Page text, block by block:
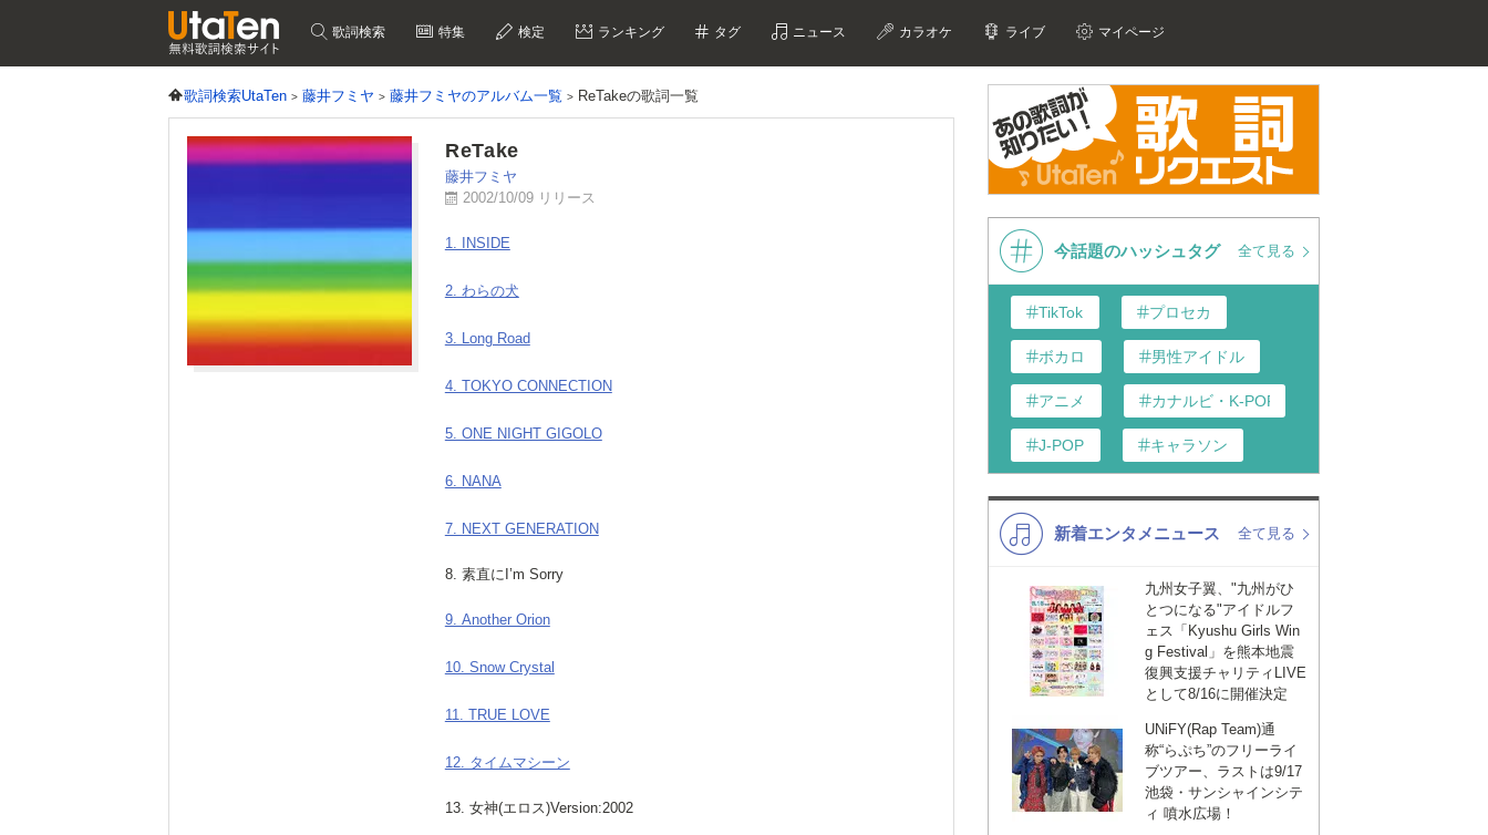
歌詞検索 特集 検定 ランキング タグ ニュース カラオケ ライブ マイページ
歌詞検索UtaTen 藤井フミヤ 藤井フミヤのアルバム一覧 ReTakeの歌詞一覧
ReTake
藤井フミヤ
2002/10/09 リリース
1. INSIDE
2. わらの犬
3. Long Road
4. TOKYO CONNECTION
5. ONE NIGHT GIGOLO
6. NANA
7. NEXT GENERATION
8. 素直にI’m Sorry
9. Another Orion
10. Snow Crystal
11. TRUE LOVE
12. タイムマシーン
13. 女神(エロス)Version:2002
今話題のハッシュタグ 全て見る
TikTok プロセカ
ボカロ 男性アイドル
アニメ カナルビ・K-POP和訳
J-POP キャラソン
K-POP バンド
洋楽
VTuber ディズニー
新着エンタメニュース 全て見る
九州女子翼、"九州がひ
とつになる"アイドルフ
ェス「Kyushu Girls Win
g Festival」を熊本地震
復興支援チャリティLIVE
として8/16に開催決定
UNiFY(Rap Team)通
称“らぷち”のフリーライ
ブツアー、ラストは9/17
池袋・サンシャインシテ
ィ 噴水広場！